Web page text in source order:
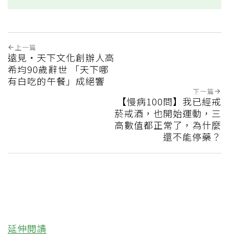
上一篇
遠見‧天下文化創辦人高
希均90歲辭世 「天下哪
有白吃的午餐」成絕響
下一篇
【慢病100問】我已經戒
菸戒酒，也開始運動，三
高數值都正常了，為什麼
還不能停藥？
延伸閱讀